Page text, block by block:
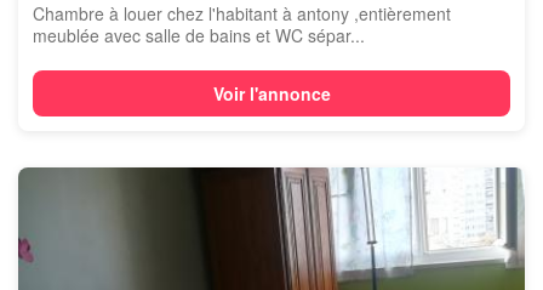
Chambre à louer chez l'habitant à antony ,entièrement
meublée avec salle de bains et WC sépar...
Voir l'annonce